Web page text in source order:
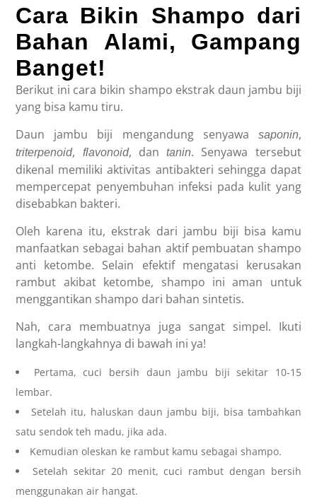
Cara Bikin Shampo dari
Bahan Alami, Gampang
Banget!
Berikut ini cara bikin shampo ekstrak daun jambu biji
yang bisa kamu tiru.
Daun jambu biji mengandung senyawa
saponin,
triterpenoid, flavonoid, dan tanin. Senyawa tersebut
dikenal memiliki aktivitas antibakteri sehingga dapat
mempercepat penyembuhan infeksi pada kulit yang
disebabkan bakteri.
Oleh karena itu, ekstrak dari jambu biji bisa kamu
manfaatkan sebagai bahan aktif pembuatan shampo
anti ketombe. Selain efektif mengatasi kerusakan
rambut akibat ketombe, shampo ini aman untuk
menggantikan shampo dari bahan sintetis.
Nah, cara membuatnya juga sangat simpel. Ikuti
langkah-langkahnya di bawah ini ya!
Pertama, cuci bersih daun jambu biji sekitar 10-15
lembar.
Setelah itu, haluskan daun jambu biji, bisa tambahkan
satu sendok teh madu, jika ada.
Kemudian oleskan ke rambut kamu sebagai shampo.
Setelah sekitar 20 menit, cuci rambut dengan bersih
menggunakan air hangat.